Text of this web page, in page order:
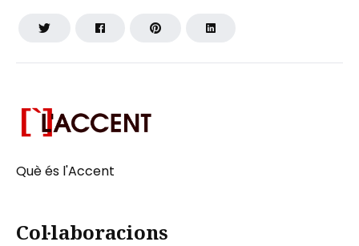
Què és l'Accent
Col·laboracions